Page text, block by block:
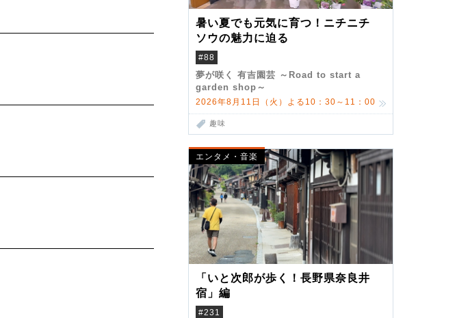
暑い夏でも元気に育つ！ニチニチ
ソウの魅力に迫る
#88
夢が咲く 有吉園芸 ～Road to start a
garden shop～
2026年8月11日（火）よる10：30～11：00
趣味
エンタメ・音楽
「いと次郎が歩く！長野県奈良井
宿」編
#231